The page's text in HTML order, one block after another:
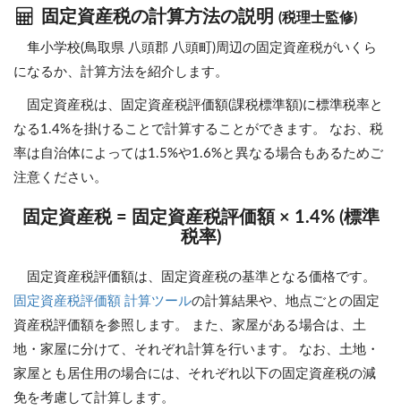
固定資産税の計算方法の説明 (税理士監修)
隼小学校(鳥取県 八頭郡 八頭町)周辺の固定資産税がいくら
になるか、計算方法を紹介します。
固定資産税は、固定資産税評価額(課税標準額)に標準税率と
なる1.4%を掛けることで計算することができます。 なお、税
率は自治体によっては1.5%や1.6%と異なる場合もあるためご
注意ください。
固定資産税 = 固定資産税評価額 × 1.4% (標準
税率)
固定資産税評価額は、固定資産税の基準となる価格です。
固定資産税評価額 計算ツールの計算結果や、地点ごとの固定
資産税評価額を参照します。 また、家屋がある場合は、土
地・家屋に分けて、それぞれ計算を行います。 なお、土地・
家屋とも居住用の場合には、それぞれ以下の固定資産税の減
免を考慮して計算します。